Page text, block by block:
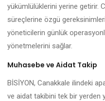
yükümlülüklerini yerine getirir.
süreçlerine özgü
yöneticilerin günlük
yönetmelerini sağlar.
Muhasebe ve Aidat Takip
BİSİYON, Canakkale ilindeki
ve aidat takibini tek bir yerden